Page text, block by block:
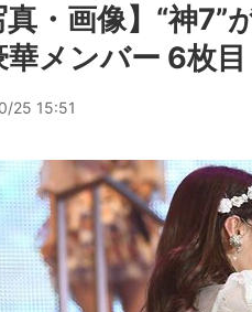
真・画像】“神
華メンバー 6枚目
25 15:51